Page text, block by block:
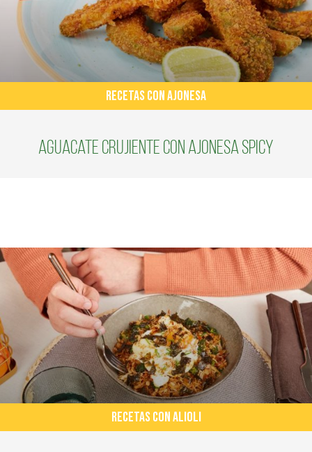
RECETAS CON AJONESA
Aguacate Crujiente con Ajonesa Spicy
RECETAS CON ALIOLI